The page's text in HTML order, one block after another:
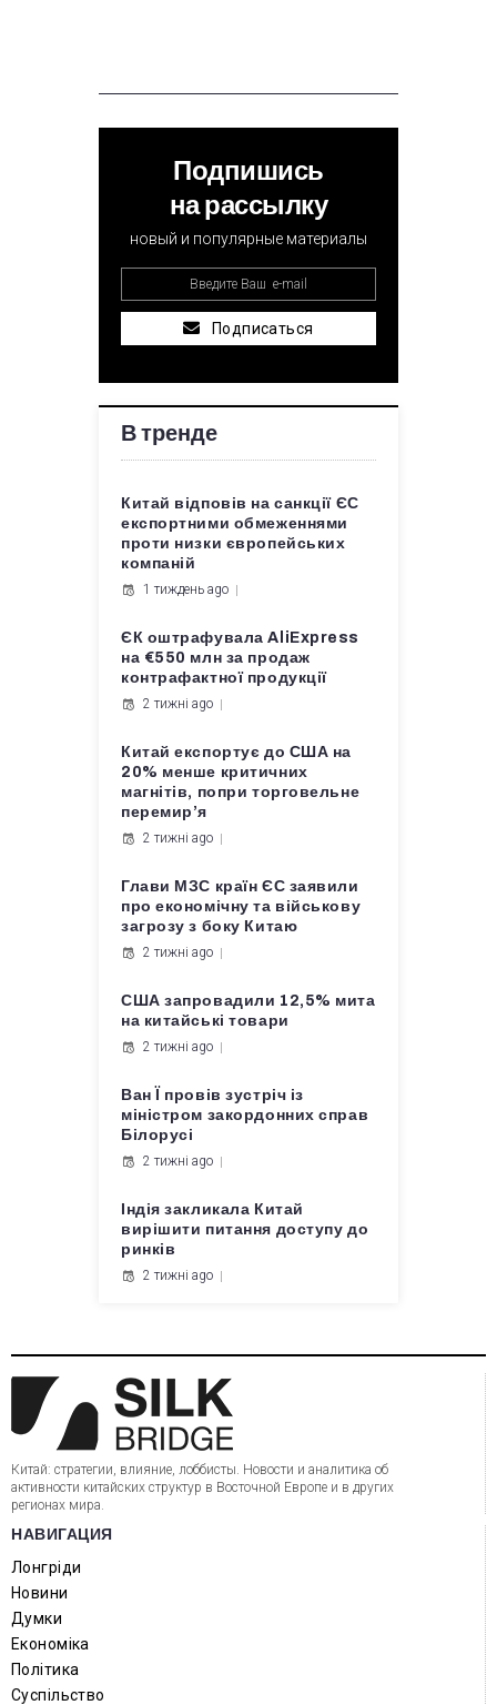
Подпишись
на рассылку
новый и популярные материалы
Подписаться
В тренде
Китай відповів на санкції ЄС
експортними обмеженнями
проти низки європейських
компаній
1 тиждень ago
ЄК оштрафувала AliExpress
на €550 млн за продаж
контрафактної продукції
2 тижні ago
Китай експортує до США на
20% менше критичних
магнітів, попри торговельне
перемир’я
2 тижні ago
Глави МЗС країн ЄС заявили
про економічну та військову
загрозу з боку Китаю
2 тижні ago
США запровадили 12,5% мита
на китайські товари
2 тижні ago
Ван Ї провів зустріч із
міністром закордонних справ
Білорусі
2 тижні ago
Індія закликала Китай
вирішити питання доступу до
ринків
2 тижні ago
Китай: стратегии, влияние, лоббисты. Новости и аналитика об
активности китайских структур в Восточной Европе и в других
регионах мира.
НАВИГАЦИЯ
Лонгріди
Новини
Думки
Економіка
Політика
Суспільство